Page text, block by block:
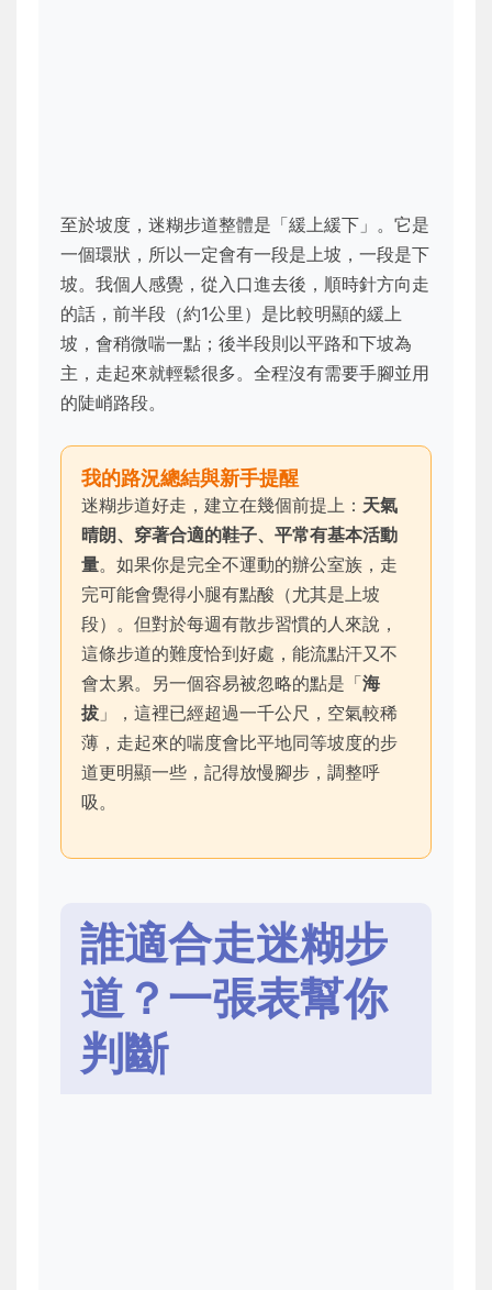
至於坡度，迷糊步道整體是「緩上緩下」。它是
一個環狀，所以一定會有一段是上坡，一段是下
坡。我個人感覺，從入口進去後，順時針方向走
的話，前半段（約1公里）是比較明顯的緩上
坡，會稍微喘一點；後半段則以平路和下坡為
主，走起來就輕鬆很多。全程沒有需要手腳並用
的陡峭路段。
我的路況總結與新手提醒
迷糊步道好走，建立在幾個前提上： 天氣
晴朗、穿著合適的鞋子、平常有基本活動
量。如果你是完全不運動的辦公室族，走
完可能會覺得小腿有點酸（尤其是上坡
段）。但對於每週有散步習慣的人來說，
這條步道的難度恰到好處，能流點汗又不
會太累。另一個容易被忽略的點是「海
拔 」，這裡已經超過一千公尺，空氣較稀
薄，走起來的喘度會比平地同等坡度的步
道更明顯一些，記得放慢腳步，調整呼
吸。
誰適合走迷糊步
道？一張表幫你
判斷